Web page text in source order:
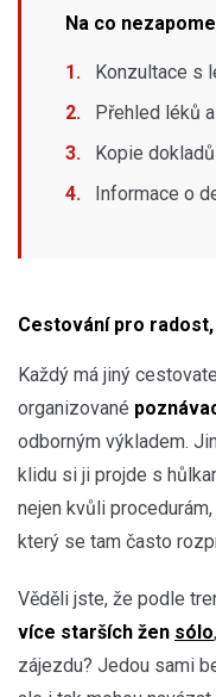
Na co
Konzultace s
Přehled léků
Kopie
Informace o
Cestování pro
Každý má jiný
organizované
odborným výkladem.
klidu si ji projde s
nejen kvůli
který se tam často
Věděli jste, že podle
více starších žen sólo
zájezdu? Jedou sami